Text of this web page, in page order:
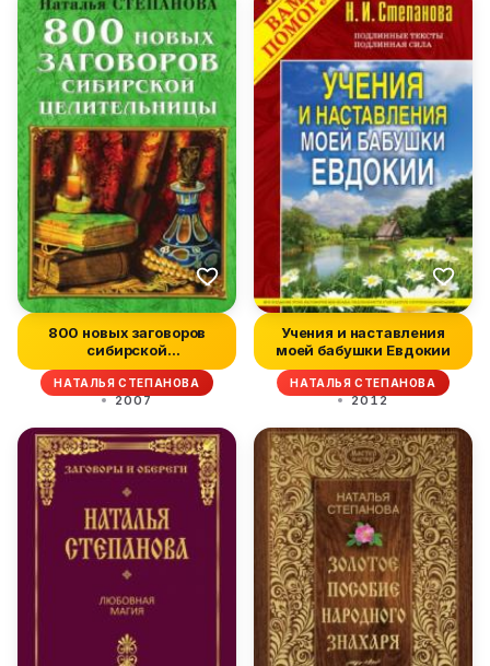
800 новых заговоров
сибирской
целительницы
НАТАЛЬЯ СТЕПАНОВА
2007
Учения и наставления
моей бабушки Евдокии
НАТАЛЬЯ СТЕПАНОВА
2012